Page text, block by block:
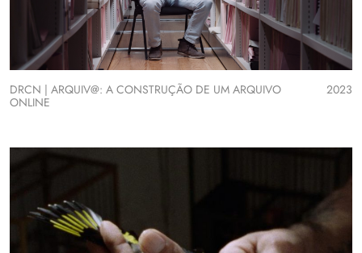
DRCN | ARQUIV@: A CONSTRUÇÃO DE UM ARQUIVO
ONLINE
2023